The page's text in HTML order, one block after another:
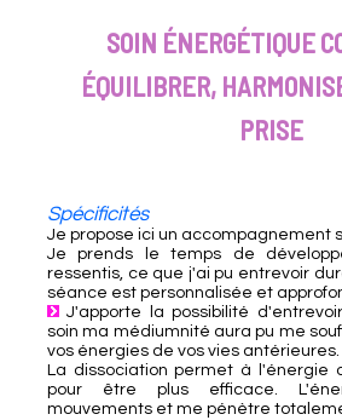
SOIN ÉNERGÉTIQUE
ÉQUILIBRER,
PRISE
Spécificités
Je propose ici un accompagnement
Je prends le temps de
ressentis, ce que j'ai pu entrevoir
séance est personnalisée et
J'apporte la possibilité
soin ma médiumnité aura pu me
vos énergies de vos vies antérieures.
La dissociation permet à l'énergie
pour être plus efficace.
mouvements et me pénètre